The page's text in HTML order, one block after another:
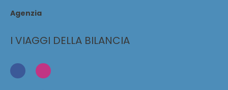
Agenzia
I VIAGGI DELLA BILANCIA